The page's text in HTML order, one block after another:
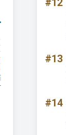
#12
#13
#14